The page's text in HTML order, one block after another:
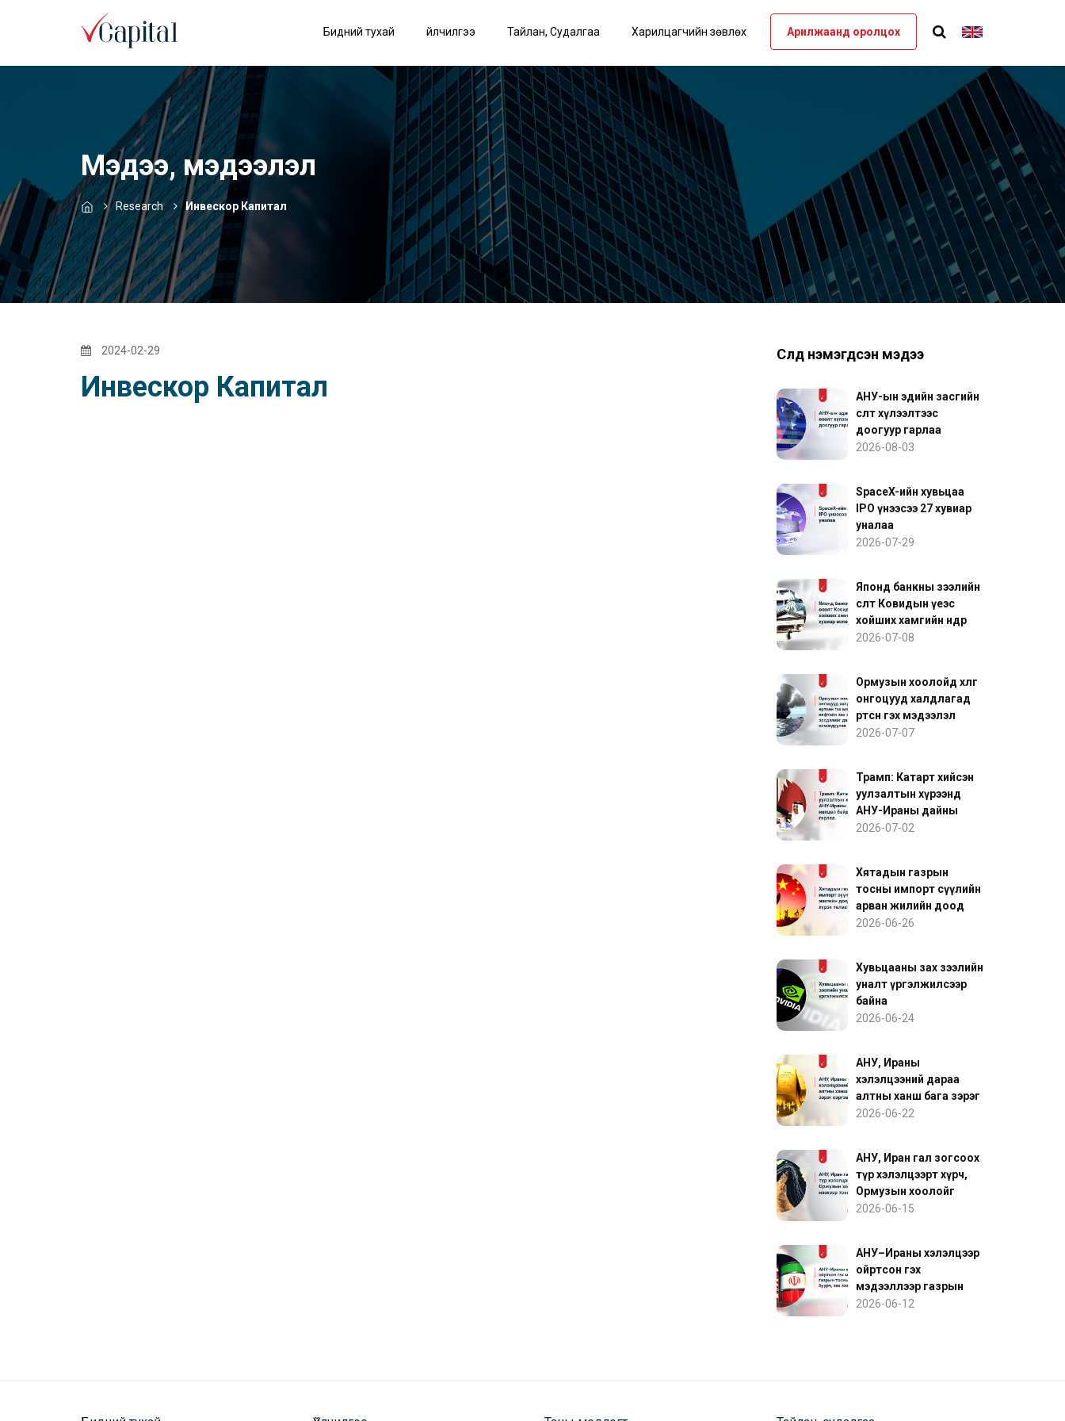
Бидний тухай Үйлчилгээ Тайлан, Судалгаа Харилцагчийн зөвлөх Арилжаанд оролцох
Мэдээ, мэдээлэл
Research Инвескор Капитал
2024-02-29
Инвескор Капитал
Сүүлд нэмэгдсэн мэдээ
АНУ-ын эдийн засгийн
өсөлт хүлээлтээс
доогуур гарлаа
2026-08-03
SpaceX-ийн хувьцаа
IPO үнээсээ 27 хувиар
уналаа
2026-07-29
Японд банкны зээлийн
өсөлт Ковидын үеэс
хойших хамгийн өндөр
хувиар өслөө
2026-07-08
Ормузын хоолойд хөлөг
онгоцууд халдлагад
өртсөн гэх мэдээлэл
нефтийн зах зээлийн
2026-07-07
Трамп: Катарт хийсэн
уулзалтын хүрээнд
АНУ-Ираны дайны
нөхцөл байдалд ахиц
2026-07-02
Хятадын газрын
тосны импорт сүүлийн
арван жилийн доод
түвшинд хүрэх төлөвтэй
2026-06-26
Хувьцааны зах зээлийн
уналт үргэлжилсээр
байна
2026-06-24
АНУ, Ираны
хэлэлцээний дараа
алтны ханш бага зэрэг
сэргэв
2026-06-22
АНУ, Иран гал зогсоох
түр хэлэлцээрт хүрч,
Ормузын хоолойг
нээхээр тохиролцов
2026-06-15
АНУ–Ираны хэлэлцээр
ойртсон гэх
мэдээллээр газрын
тосны үнэ буурч, зах
2026-06-12